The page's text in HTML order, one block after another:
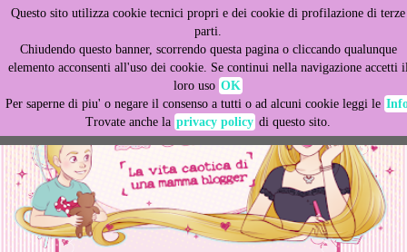
Questo sito utilizza cookie tecnici propri e dei cookie di profilazione di terze
parti.
Chiudendo questo banner, scorrendo questa pagina o cliccando qualunque
elemento acconsenti all'uso dei cookie. Se continui nella navigazione accetti
loro uso OK
Per saperne di piu' o negare il consenso a tutti o ad alcuni cookie leggi le
Trovate anche la privacy policy di questo sito.
This site uses cookies from Google to deliver its services
and to analyze traffic. Your IP address and user-agent are
shared with Google along with performance and security
metrics to ensure quality of service, generate usage
statistics, and to detect and address abuse.
LEARN MORE GOT IT